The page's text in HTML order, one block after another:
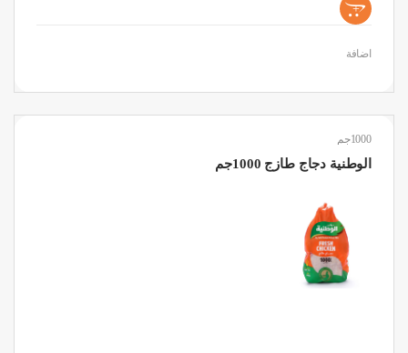
+
اضافة
1000جم
الوطنية دجاج طازج 1000جم